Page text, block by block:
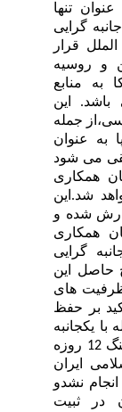
تنها
گرایی
قرار
و روسیه
منابع
.
این
جمله
عنوان
می شود
همکاری
شد.این
شده و
گرایی
حاصل این
های
بر حفظ
یکجانبه
گرایی ایالات متحده آمریکا، اما در جنگ 12 روزه
ایران
نشدو
ثبیت